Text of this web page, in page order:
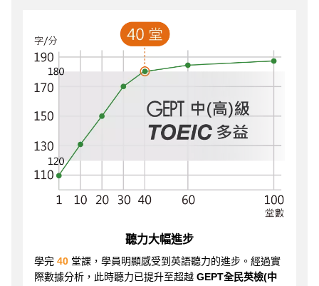
聽力大幅進步
學完 40 堂課，學員明顯感受到英語聽力的進步。經過實
際數據分析，此時聽力已提升至超越 GEPT全民英檢(中